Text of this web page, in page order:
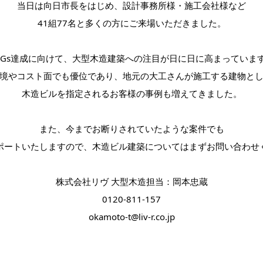
当日は向日市長をはじめ、設計事務所様・施工会社様など
41組77名と多くの方にご来場いただきました。
達成に向けて、大型木造建築への注目が日に日に高まっています
やコスト面でも優位であり、地元の大工さんが施工する建物と
木造ビルを指定されるお客様の事例も増えてきました。
また、今までお断りされていたような案件でも
ートいたしますので、木造ビル建築についてはまずお問い合わせ
株式会社リヴ 大型木造担当：岡本忠蔵
0120-811-157
okamoto-t@liv-r.co.jp